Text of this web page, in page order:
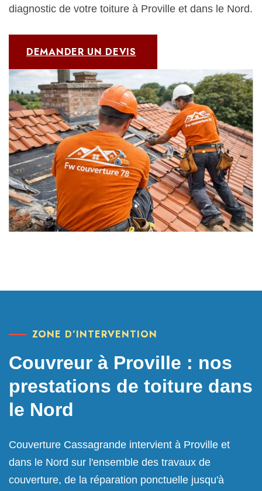
diagnostic de votre toiture à Proville et dans le Nord.
DEMANDER UN DEVIS
ZONE D’INTERVENTION
Couvreur à Proville : nos
prestations de toiture dans
le Nord
Couverture Cassagrande intervient à Proville et
dans le Nord sur l'ensemble des travaux de
couverture, de la réparation ponctuelle jusqu'à